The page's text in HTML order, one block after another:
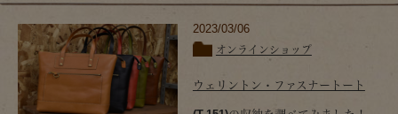
2023/03/06
オンラインショップ
ウェリントン・ファスナートート